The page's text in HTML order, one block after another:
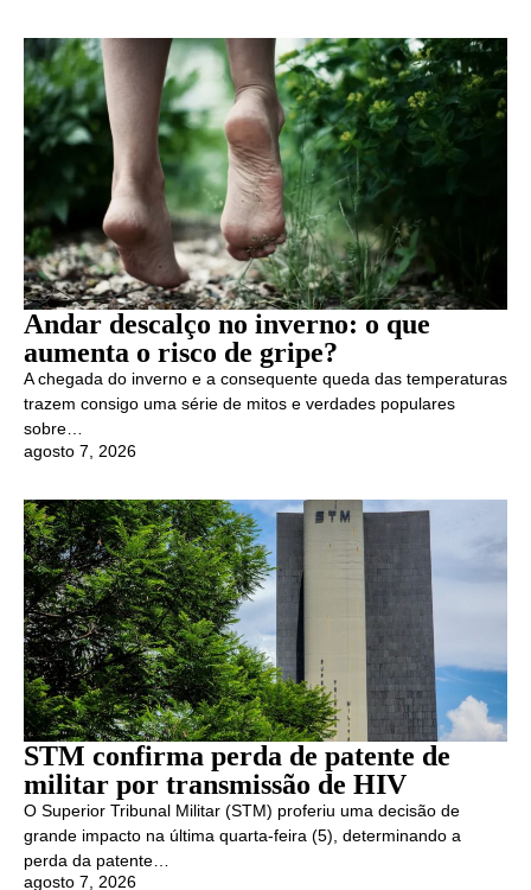
Andar descalço no inverno: o que
aumenta o risco de gripe?
A chegada do inverno e a consequente queda das temperaturas
trazem consigo uma série de mitos e verdades populares
sobre…
agosto 7, 2026
STM confirma perda de patente de
militar por transmissão de HIV
O Superior Tribunal Militar (STM) proferiu uma decisão de
grande impacto na última quarta-feira (5), determinando a
perda da patente…
agosto 7, 2026